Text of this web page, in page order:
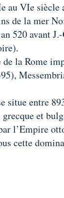
au VIe
de la mer
520 avant
de la Rome
situe entre
et
l’Empire
cette